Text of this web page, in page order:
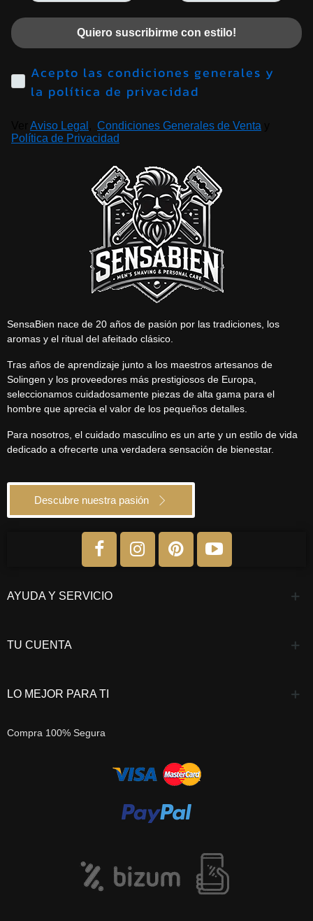
Quiero suscribirme con estilo!
Acepto las condiciones generales y
la política de privacidad
Aviso Legal Condiciones Generales de Venta
Política de Privacidad
SensaBien nace de 20 años de pasión por las tradiciones, los
aromas y el ritual del afeitado clásico.
Tras años de aprendizaje junto a los maestros artesanos de
Solingen y los proveedores más prestigiosos de Europa,
seleccionamos cuidadosamente piezas de alta gama para el
hombre que aprecia el valor de los pequeños detalles.
Para nosotros, el cuidado masculino es un arte y un estilo de vida
dedicado a ofrecerte una verdadera sensación de bienestar.
Descubre nuestra pasión
AYUDA Y SERVICIO
TU CUENTA
LO MEJOR PARA TI
Compra 100% Segura